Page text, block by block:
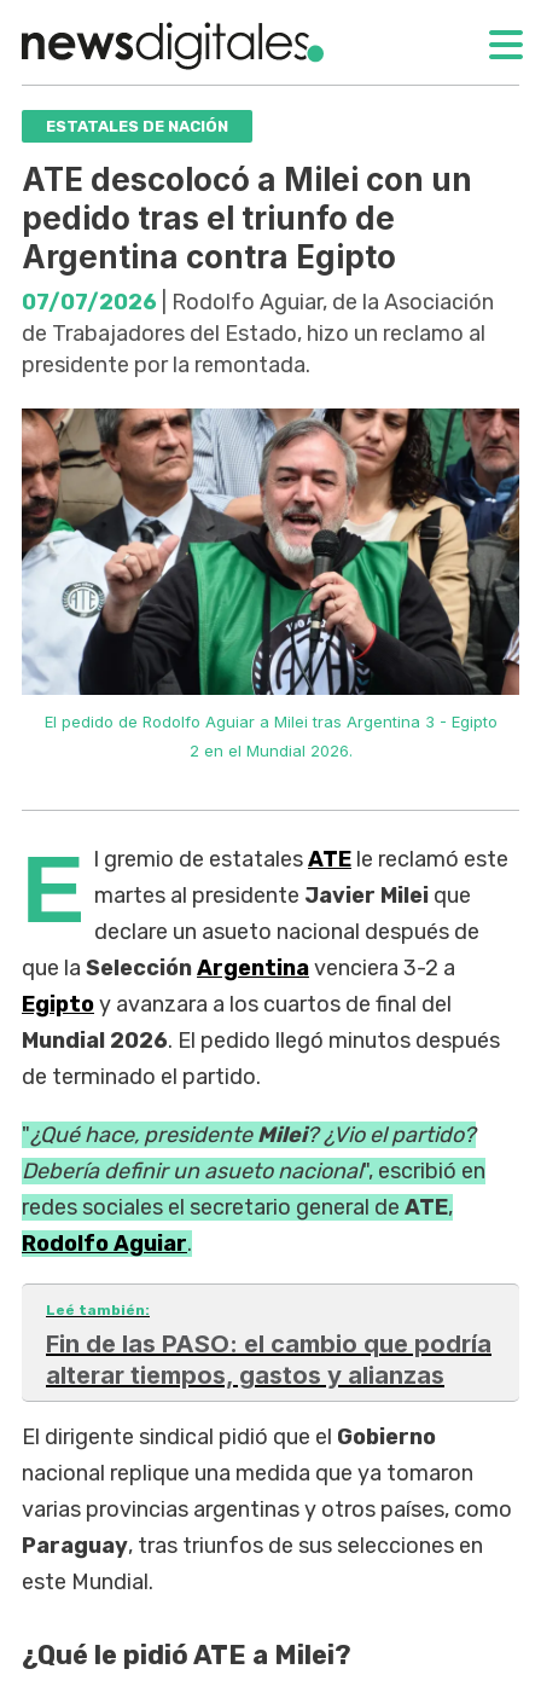
ESTATALES DE NACIÓN
ATE descolocó a Milei con un
pedido tras el triunfo de
Argentina contra Egipto
07/07/2026 | Rodolfo Aguiar, de la Asociación
de Trabajadores del Estado, hizo un reclamo al
presidente por la remontada.
El pedido de Rodolfo Aguiar a Milei tras Argentina 3 - Egipto
2 en el Mundial 2026.
E l gremio de estatalesATE le reclamó este
martes al presidente Javier Milei que
declare un asueto nacional después de
que la SelecciónArgentinavenciera 3-2 a
Egiptoy avanzara a los cuartos de final del
Mundial 2026. El pedido llegó minutos después
de terminado el partido.
"¿Qué hace, presidenteMilei? ¿Vio el partido?
Debería definir un asueto nacional", escribió en
redes sociales el secretario general de ATE,
Rodolfo Aguiar.
Leé también:
Fin de las PASO: el cambio que podría
alterar tiempos, gastos y alianzas
El dirigente sindical pidió que el Gobierno
nacional replique una medida que ya tomaron
varias provincias argentinas y otros países, como
Paraguay, tras triunfos de sus selecciones en
este Mundial.
¿Qué le pidió ATE a Milei?